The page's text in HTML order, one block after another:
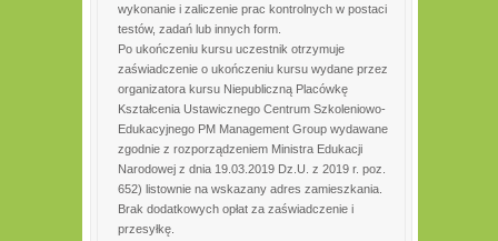
wykonanie i zaliczenie prac kontrolnych w postaci
testów, zadań lub innych form.
Po ukończeniu kursu uczestnik otrzymuje
zaświadczenie o ukończeniu kursu wydane przez
organizatora kursu Niepubliczną Placówkę
Kształcenia Ustawicznego Centrum Szkoleniowo-
Edukacyjnego PM Management Group wydawane
zgodnie z rozporządzeniem Ministra Edukacji
Narodowej z dnia 19.03.2019 Dz.U. z 2019 r. poz.
652) listownie na wskazany adres zamieszkania.
Brak dodatkowych opłat za zaświadczenie i
przesyłkę.